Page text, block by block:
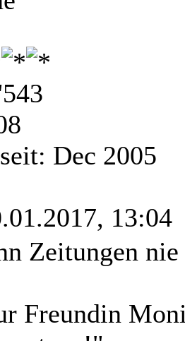
Dec 2005
13:04
Zeitungen nie
Freundin